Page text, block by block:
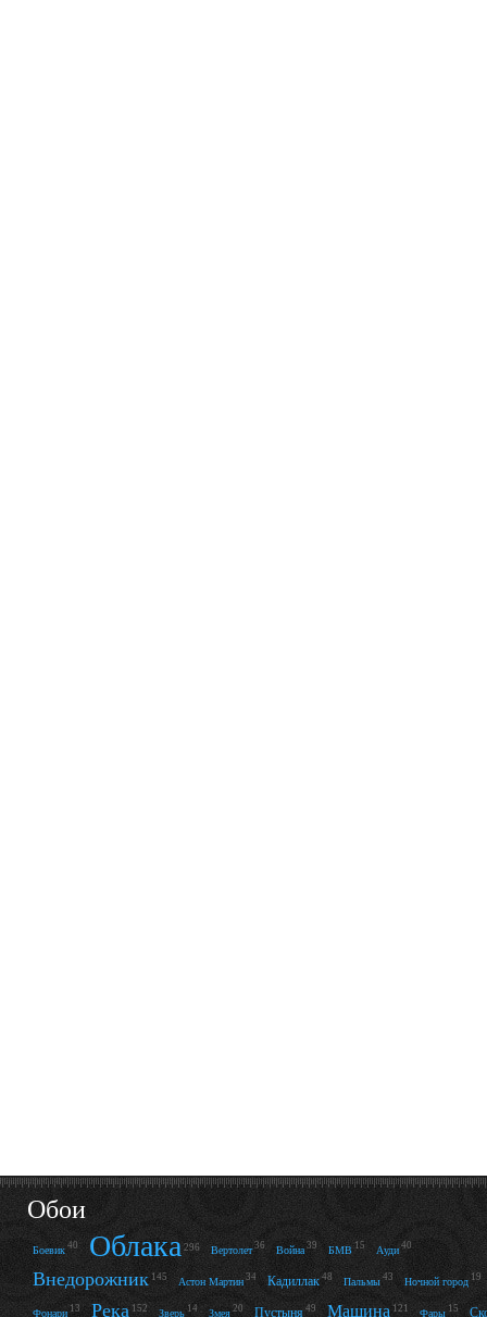
Обои
Боевик 40 Облака 296 Вертолет 36 Война 39 БМВ 15 Ауди 40
Внедорожник 145 Астон Мартин 34 Кадиллак 48 Пальмы 43 Ночной город 19
Фонари 13 Река 152 Зверь 14 Змея 20 Пустыня 49 Машина 121 Фары 15